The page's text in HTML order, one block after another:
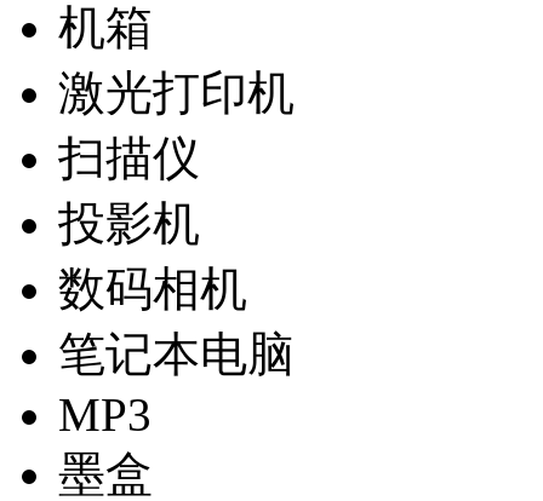
机箱
激光打印机
扫描仪
投影机
数码相机
笔记本电脑
MP3
墨盒